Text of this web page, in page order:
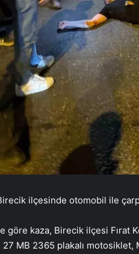
ilçesinde otomobil ile
göre kaza, Birecik ilçesi Fırat
MB 2365 plakalı